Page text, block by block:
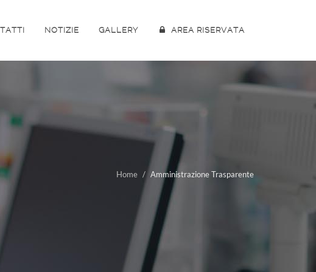
NOTIZIE GALLERY AREA RISERVATA
Home Amministrazione Trasparente